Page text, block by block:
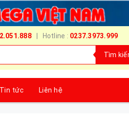
| Hotline : 0237.3973.999
Tìm
Tin tức
Liên hệ